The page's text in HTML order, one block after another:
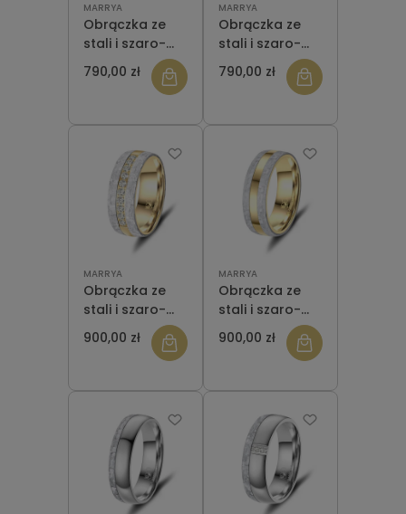
MARRYA
Obrączka ze
stali i szaro-
białego
karbonu CA-21
męska
790,00 zł
MARRYA
Obrączka ze
stali i szaro-
białego
karbonu CA-21
damska
790,00 zł
MARRYA
Obrączka ze
stali i szaro-
białego
karbonu CA-22
Gold damska
900,00 zł
MARRYA
Obrączka ze
stali i szaro-
białego
karbonu CA-22
900,00 zł